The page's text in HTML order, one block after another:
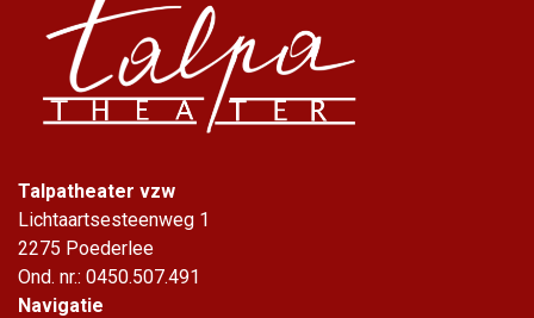
Talpatheater vzw
Lichtaartsesteenweg 1
2275 Poederlee
Ond. nr.: 0450.507.491
Navigatie